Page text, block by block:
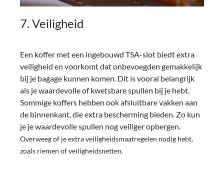
7. Veiligheid
Een koffer met een ingebouwd TSA-slot biedt extra
veiligheid en voorkomt dat onbevoegden gemakkelijk
bij je bagage kunnen komen. Dit is vooral belangrijk
als je waardevolle of kwetsbare spullen bij je hebt.
Sommige koffers hebben ook afsluitbare vakken aan
de binnenkant, die extra bescherming bieden. Zo kun
je je waardevolle spullen nog veiliger opbergen.
Overweeg of je extra veiligheidsmaatregelen nodig hebt,
zoals riemen of veiligheidsnetten.